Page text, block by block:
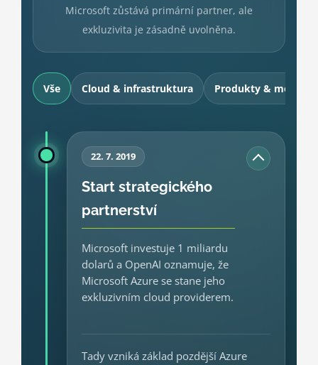
Microsoft zůstává primární partner, ale
exkluzivita je zásadně uvolněna.
Vše Cloud & infrastruktura Produkty & modely
22. 7. 2019
Start strategického
partnerství
Microsoft investuje 1 miliardu
dolarů a OpenAI oznamuje, že
Microsoft Azure se stane jeho
exkluzivním cloud providerem.
Tady vzniká základ pozdější Azure